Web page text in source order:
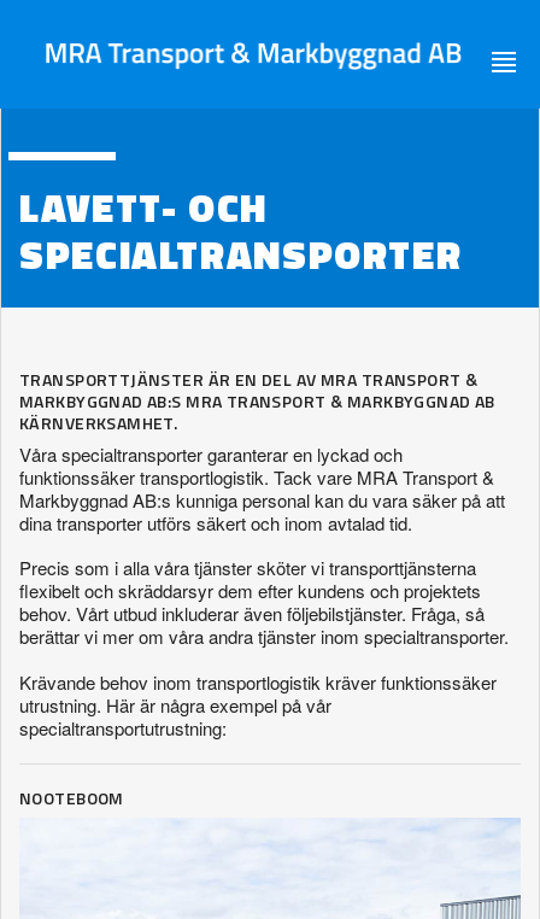
LAVETT- OCH
SPECIALTRANSPORTER
TRANSPORTTJÄNSTER ÄR EN DEL AV MRA TRANSPORT &
MARKBYGGNAD AB:S MRA TRANSPORT & MARKBYGGNAD AB
KÄRNVERKSAMHET.
Våra specialtransporter garanterar en lyckad och
funktionssäker transportlogistik. Tack vare MRA Transport &
Markbyggnad AB:s kunniga personal kan du vara säker på att
dina transporter utförs säkert och inom avtalad tid.
Precis som i alla våra tjänster sköter vi transporttjänsterna
flexibelt och skräddarsyr dem efter kundens och projektets
behov. Vårt utbud inkluderar även följebilstjänster. Fråga, så
berättar vi mer om våra andra tjänster inom specialtransporter.
Krävande behov inom transportlogistik kräver funktionssäker
utrustning. Här är några exempel på vår
specialtransportutrustning:
NOOTEBOOM